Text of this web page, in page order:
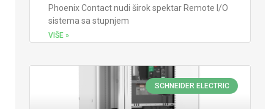
Phoenix Contact nudi širok spektar Remote I/O
sistema sa stupnjem
VIŠE »
SCHNEIDER ELECTRIC